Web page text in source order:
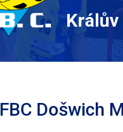
Králův
FBC Došwich